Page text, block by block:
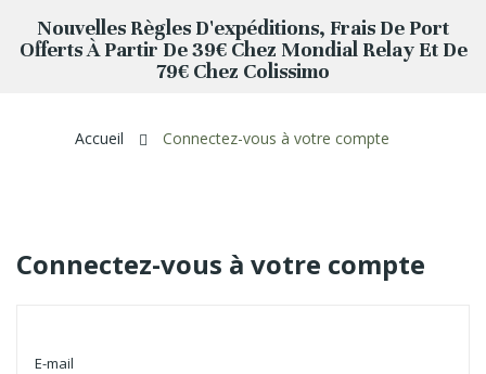
Nouvelles Règles D'expéditions, Frais De Port
Offerts À Partir De 39€ Chez Mondial Relay Et De
79€ Chez Colissimo
Accueil Connectez-vous à votre compte
Connectez-vous à votre compte
E-mail